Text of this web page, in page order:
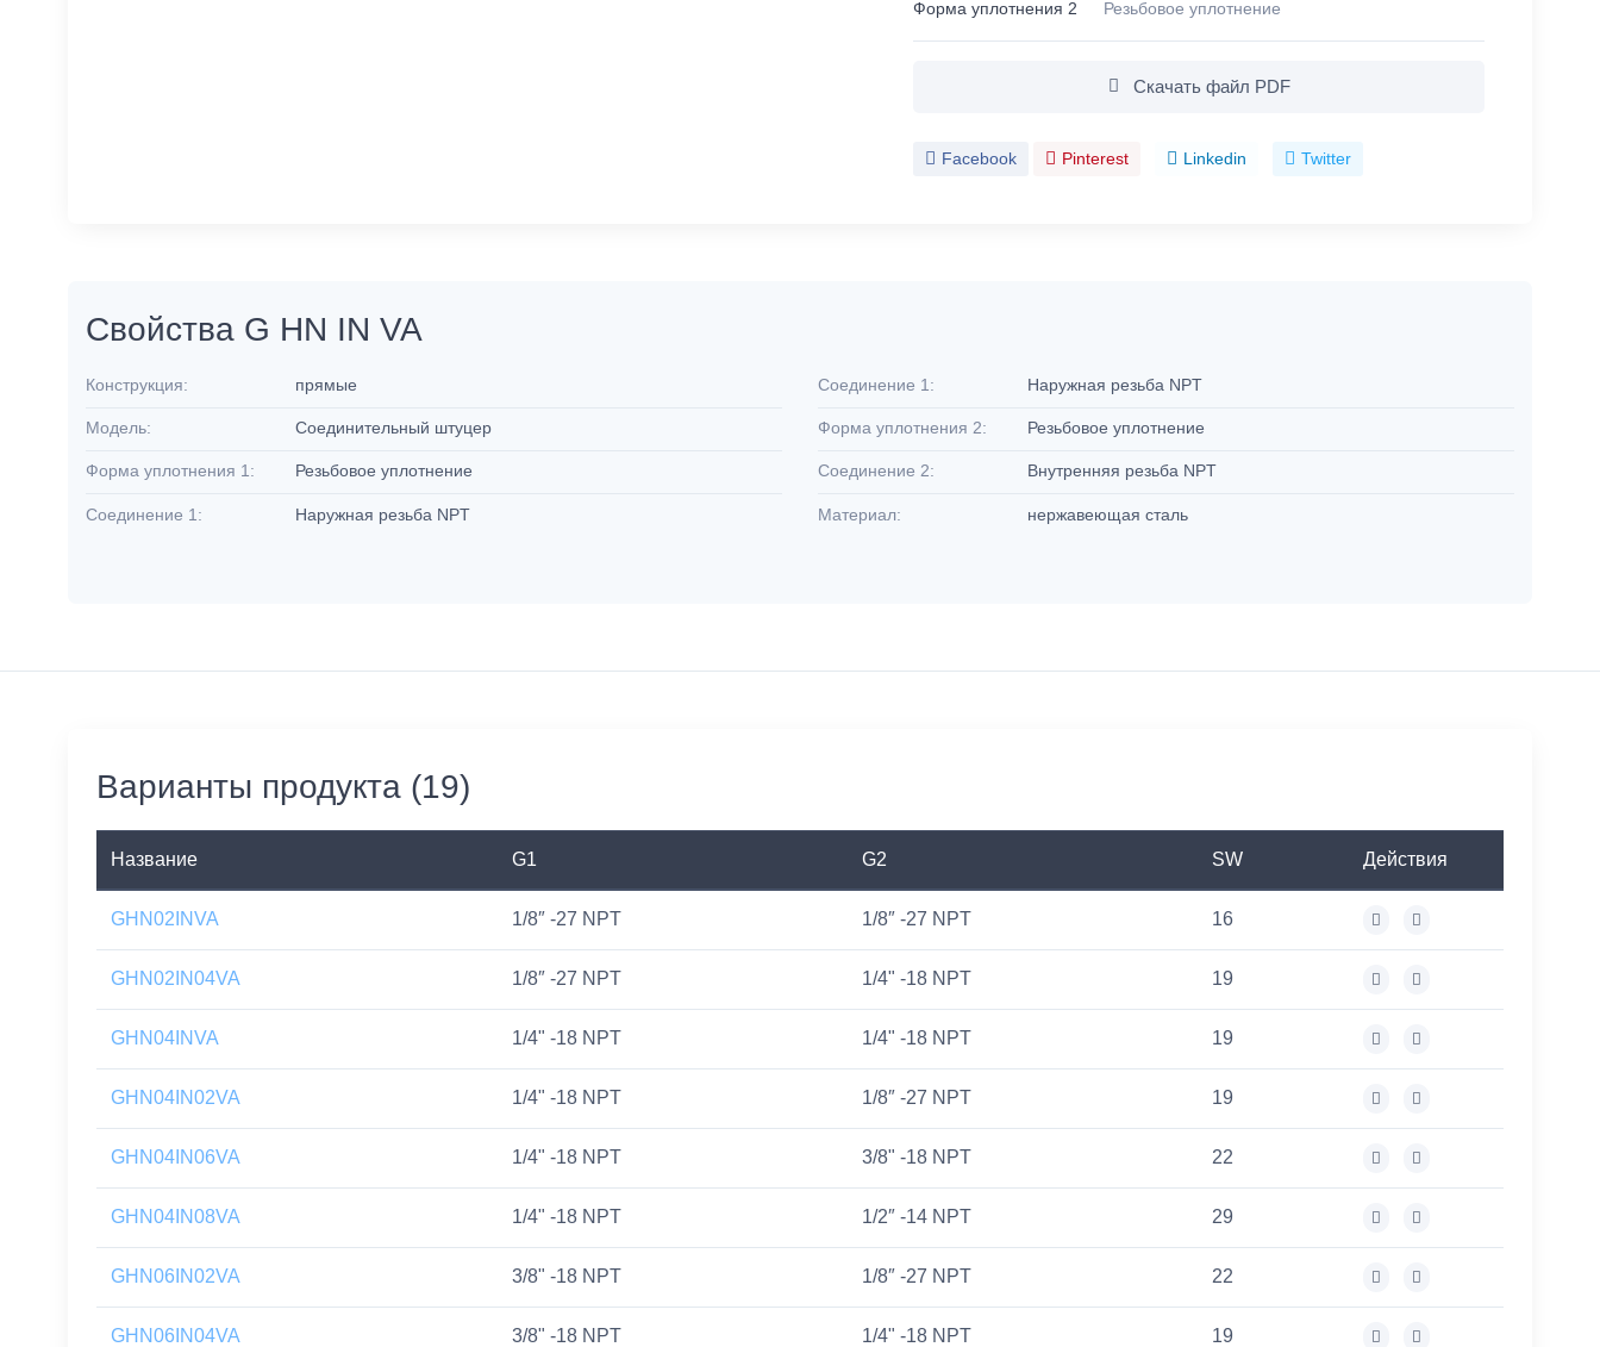
Форма уплотнения 2 Резьбовое уплотнение
Скачать файл PDF
Facebook Pinterest Linkedin Twitter
Свойства G HN IN VA
Конструкция: прямые
Модель: Соединительный штуцер
Форма уплотнения 1: Резьбовое уплотнение
Соединение 1: Наружная резьба NPT
Соединение 1: Наружная резьба NPT
Форма уплотнения 2: Резьбовое уплотнение
Соединение 2: Внутренняя резьба NPT
Материал: нержавеющая сталь
Варианты продукта (19)
Название G1 G2 SW Действия
GHN02INVA 1/8″ -27 NPT 1/8″ -27 NPT 16
GHN02IN04VA 1/8″ -27 NPT 1/4" -18 NPT 19
GHN04INVA 1/4" -18 NPT 1/4" -18 NPT 19
GHN04IN02VA 1/4" -18 NPT 1/8″ -27 NPT 19
GHN04IN06VA 1/4" -18 NPT 3/8" -18 NPT 22
GHN04IN08VA 1/4" -18 NPT 1/2″ -14 NPT 29
GHN06IN02VA 3/8" -18 NPT 1/8″ -27 NPT 22
GHN06IN04VA 3/8" -18 NPT 1/4" -18 NPT 19